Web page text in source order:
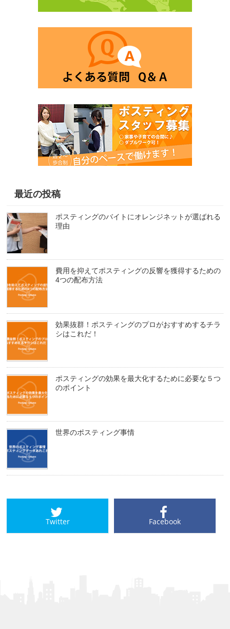
最近の投稿
ポスティングのバイトにオレンジネットが選ばれる
理由
費用を抑えてポスティングの反響を獲得するための
4つの配布方法
効果抜群！ポスティングのプロがおすすめするチラ
シはこれだ！
ポスティングの効果を最大化するために必要な５つ
のポイント
世界のポスティング事情
Twitter Facebook